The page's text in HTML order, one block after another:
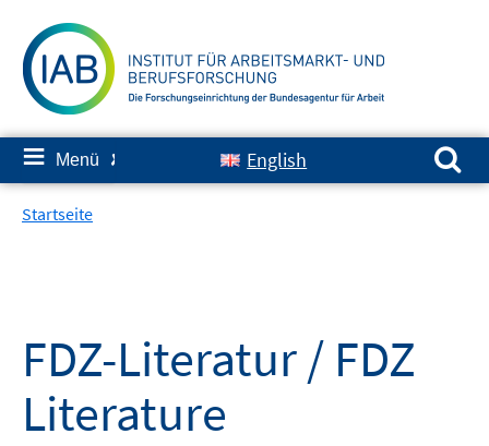
zum
Inhalt
≡ Menü ✘ English
Suchen nach:
Startseite
FDZ-Literatur / FDZ
Literature